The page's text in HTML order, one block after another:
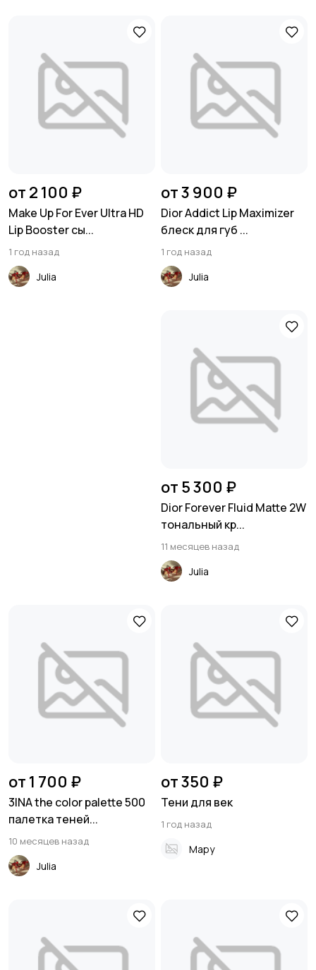
от 2 100 ₽
Make Up For Ever Ultra HD
Lip Booster сы...
1 год назад
Julia
от 3 900 ₽
Dior Addict Lip Maximizer
блеск для губ ...
1 год назад
Julia
от 5 300 ₽
Dior Forever Fluid Matte 2W
тональный кр...
11 месяцев назад
Julia
от 1 700 ₽
3INA the color palette 500
палетка теней...
10 месяцев назад
Julia
от 350 ₽
Тени для век
1 год назад
Мару